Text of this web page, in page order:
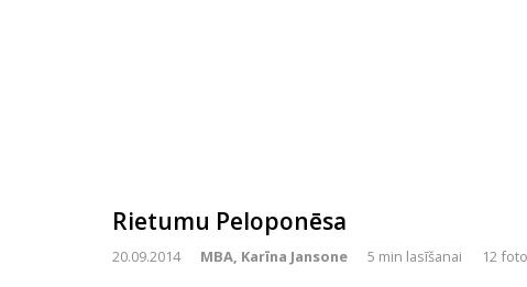
Rietumu Peloponēsa
20.09.2014 MBA, Karīna Jansone 5 min lasīšanai 12 foto